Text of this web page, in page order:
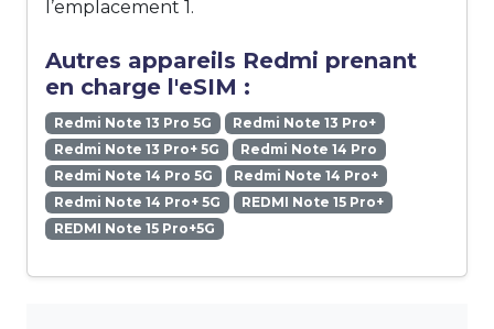
l’emplacement 1.
Autres appareils Redmi prenant
en charge l'eSIM :
Redmi Note 13 Pro 5G
Redmi Note 13 Pro+
Redmi Note 13 Pro+ 5G
Redmi Note 14 Pro
Redmi Note 14 Pro 5G
Redmi Note 14 Pro+
Redmi Note 14 Pro+ 5G
REDMI Note 15 Pro+
REDMI Note 15 Pro+5G